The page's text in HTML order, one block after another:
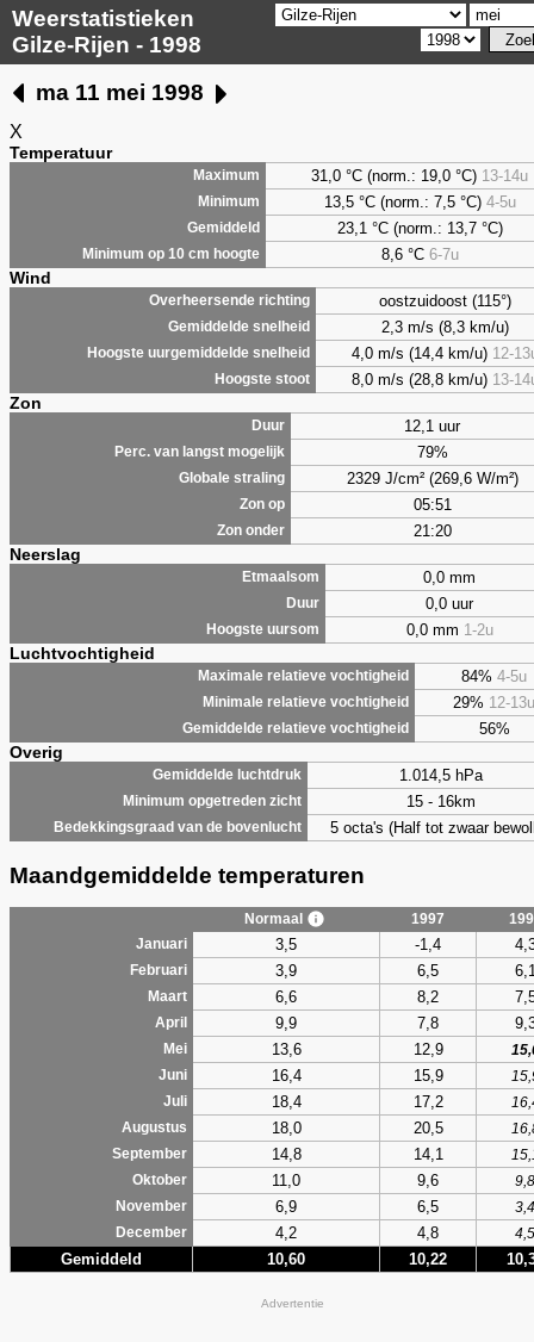
Weerstatistieken
Gilze-Rijen - 1998
ma 11 mei 1998
X
Temperatuur
Maximum 31,0 °C (norm.: 19,0 °C) 13-14u
Minimum 13,5 °C (norm.: 7,5 °C) 4-5u
Gemiddeld 23,1 °C (norm.: 13,7 °C)
Minimum op 10 cm hoogte 8,6°C 6-7u
Wind
Overheersende richting oostzuidoost (115°)
Gemiddelde snelheid 2,3 m/s (8,3 km/u)
Hoogste uurgemiddelde snelheid 4,0 m/s (14,4 km/u) 12-
Hoogste stoot 8,0 m/s (28,8 km/u) 13-
Zon
Duur 12,1 uur
Perc. van langst mogelijk 79%
Globale straling 2329 J/cm² (269,6 W/m²)
Zon op 05:51
Zon onder 21:20
Neerslag
Etmaalsom 0,0 mm
Duur 0,0 uur
Hoogste uursom 0,0 mm 1-2u
Luchtvochtigheid
Maximale relatieve vochtigheid 84% 4-5u
Minimale relatieve vochtigheid 29% 12-13u
Gemiddelde relatieve vochtigheid 56%
Overig
Gemiddelde luchtdruk 1.014,5 hPa
Minimum opgetreden zicht 15 - 16km
Bedekkingsgraad van de bovenlucht 5 octa's (Half tot zwaar
Maandgemiddelde temperaturen
Normaal 1997
Januari
3,5 -1,4
Februari 3,9 6,5
Maart 6,6 8,2
April 9,9 7,8
Mei 13,6 12,9
Juni
16,4 15,9
Juli
18,4 17,2
Augustus
18,0 20,5
September
14,8 14,1
Oktober
11,0 9,6
9,8
November
6,9 6,5
3,4
December
4,2 4,8 4,5
Gemiddeld 10,60 10,22
Advertentie